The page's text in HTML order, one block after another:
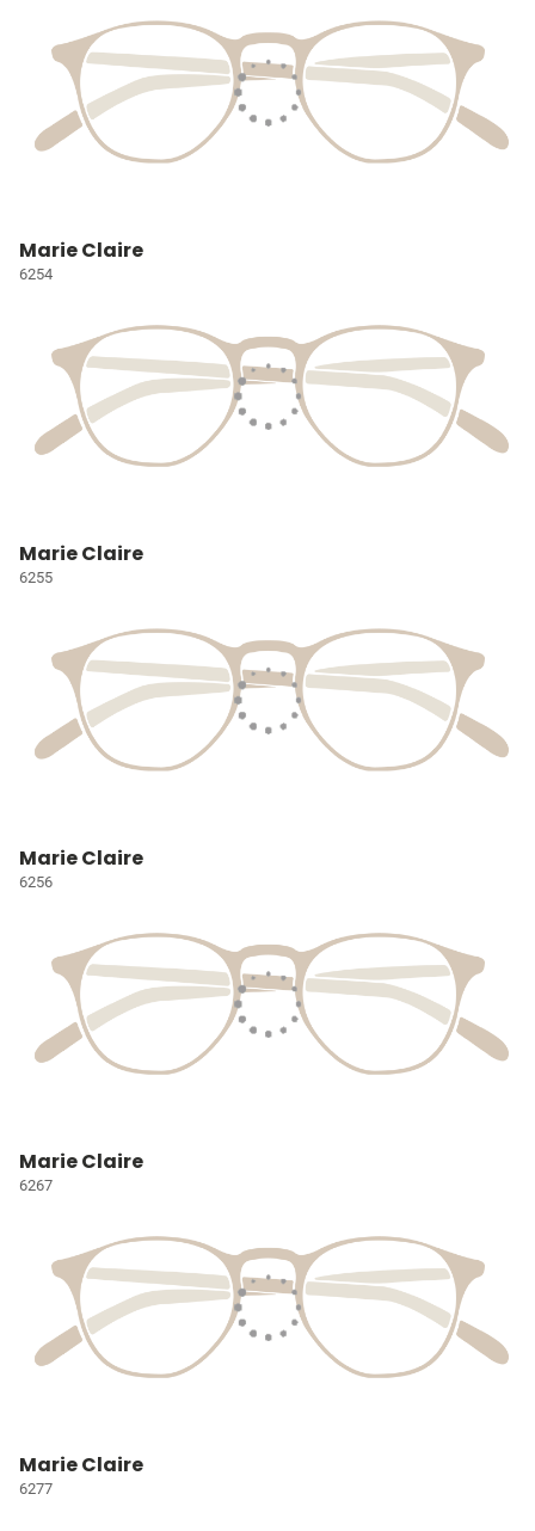
Marie Claire
6254
Marie Claire
6255
Marie Claire
6256
Marie Claire
6267
Marie Claire
6277